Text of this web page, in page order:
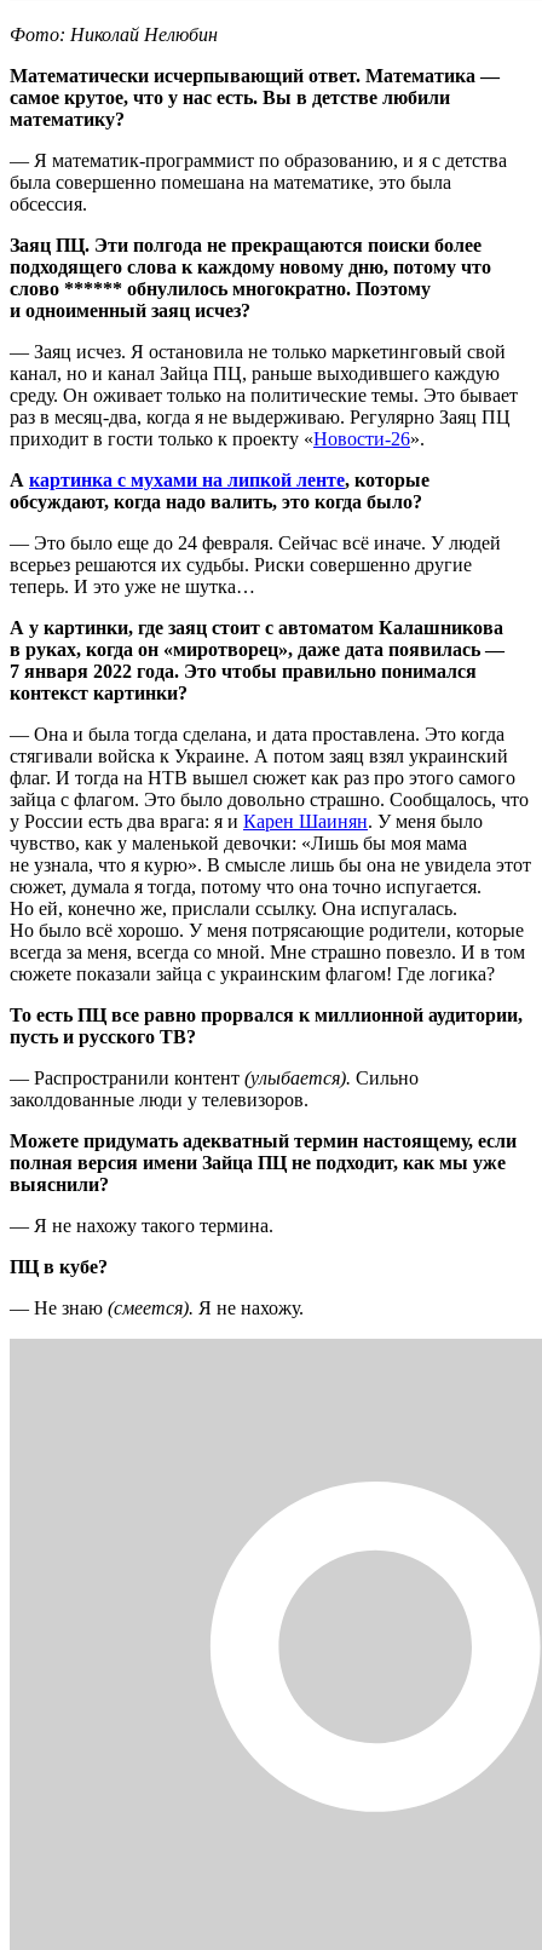
Фото: Николай Нелюбин
Математически исчерпывающий ответ. Математика —
самое крутое, что у нас есть. Вы в детстве любили
математику?
— Я математик-программист по образованию, и я с детства
была совершенно помешана на математике, это была
обсессия.
Заяц ПЦ. Эти полгода не прекращаются поиски более
подходящего слова к каждому новому дню, потому что
слово ****** обнулилось многократно. Поэтому
и одноименный заяц исчез?
— Заяц исчез. Я остановила не только маркетинговый свой
канал, но и канал Зайца ПЦ, раньше выходившего каждую
среду. Он оживает только на политические темы. Это бывает
раз в месяц-два, когда я не выдерживаю. Регулярно Заяц ПЦ
приходит в гости только к проекту «Новости-26».
А картинка с мухами на липкой ленте, которые
обсуждают, когда надо валить, это когда было?
— Это было еще до 24 февраля. Сейчас всё иначе. У людей
всерьез решаются их судьбы. Риски совершенно другие
теперь. И это уже не шутка…
А у картинки, где заяц стоит с автоматом Калашникова
в руках, когда он «миротворец», даже дата появилась —
7 января 2022 года. Это чтобы правильно понимался
контекст картинки?
— Она и была тогда сделана, и дата проставлена. Это когда
стягивали войска к Украине. А потом заяц взял украинский
флаг. И тогда на НТВ вышел сюжет как раз про этого самого
зайца с флагом. Это было довольно страшно. Сообщалось, что
у России есть два врага: я и Карен Шаинян. У меня было
чувство, как у маленькой девочки: «Лишь бы моя мама
не узнала, что я курю». В смысле лишь бы она не увидела этот
сюжет, думала я тогда, потому что она точно испугается.
Но ей, конечно же, прислали ссылку. Она испугалась.
Но было всё хорошо. У меня потрясающие родители, которые
всегда за меня, всегда со мной. Мне страшно повезло. И в том
сюжете показали зайца с украинским флагом! Где логика?
То есть ПЦ все равно прорвался к миллионной аудитории,
пусть и русского ТВ?
— Распространили контент (улыбается). Сильно
заколдованные люди у телевизоров.
Можете придумать адекватный термин настоящему, если
полная версия имени Зайца ПЦ не подходит, как мы уже
выяснили?
— Я не нахожу такого термина.
ПЦ в кубе?
— Не знаю (смеется). Я не нахожу.